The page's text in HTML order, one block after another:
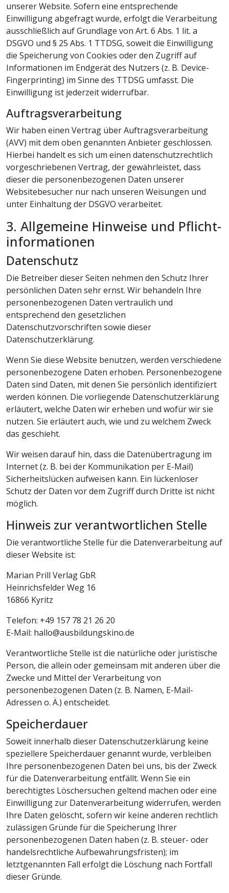
unserer Website. Sofern eine entsprechende
Einwilligung abgefragt wurde, erfolgt die Verarbeitung
ausschließlich auf Grundlage von Art. 6 Abs. 1 lit. a
DSGVO und § 25 Abs. 1 TTDSG, soweit die Einwilligung
die Speicherung von Cookies oder den Zugriff auf
Informationen im Endgerät des Nutzers (z. B. Device-
Fingerprinting) im Sinne des TTDSG umfasst. Die
Einwilligung ist jederzeit widerrufbar.
Auftragsverarbeitung
Wir haben einen Vertrag über Auftragsverarbeitung
(AVV) mit dem oben genannten Anbieter geschlossen.
Hierbei handelt es sich um einen datenschutzrechtlich
vorgeschriebenen Vertrag, der gewährleistet, dass
dieser die personenbezogenen Daten unserer
Websitebesucher nur nach unseren Weisungen und
unter Einhaltung der DSGVO verarbeitet.
3. Allgemeine Hinweise und Pflicht­
informationen
Datenschutz
Die Betreiber dieser Seiten nehmen den Schutz Ihrer
persönlichen Daten sehr ernst. Wir behandeln Ihre
personenbezogenen Daten vertraulich und
entsprechend den gesetzlichen
Datenschutzvorschriften sowie dieser
Datenschutzerklärung.
Wenn Sie diese Website benutzen, werden verschiedene
personenbezogene Daten erhoben. Personenbezogene
Daten sind Daten, mit denen Sie persönlich identifiziert
werden können. Die vorliegende Datenschutzerklärung
erläutert, welche Daten wir erheben und wofür wir sie
nutzen. Sie erläutert auch, wie und zu welchem Zweck
das geschieht.
Wir weisen darauf hin, dass die Datenübertragung im
Internet (z. B. bei der Kommunikation per E-Mail)
Sicherheitslücken aufweisen kann. Ein lückenloser
Schutz der Daten vor dem Zugriff durch Dritte ist nicht
möglich.
Hinweis zur verantwortlichen Stelle
Die verantwortliche Stelle für die Datenverarbeitung auf
dieser Website ist:
Marian Prill Verlag GbR
Heinrichsfelder Weg 16
16866 Kyritz
Telefon: +49 157 78 21 26 20
E-Mail: hallo@ausbildungskino.de
Verantwortliche Stelle ist die natürliche oder juristische
Person, die allein oder gemeinsam mit anderen über die
Zwecke und Mittel der Verarbeitung von
personenbezogenen Daten (z. B. Namen, E-Mail-
Adressen o. Ä.) entscheidet.
Speicherdauer
Soweit innerhalb dieser Datenschutzerklärung keine
speziellere Speicherdauer genannt wurde, verbleiben
Ihre personenbezogenen Daten bei uns, bis der Zweck
für die Datenverarbeitung entfällt. Wenn Sie ein
berechtigtes Löschersuchen geltend machen oder eine
Einwilligung zur Datenverarbeitung widerrufen, werden
Ihre Daten gelöscht, sofern wir keine anderen rechtlich
zulässigen Gründe für die Speicherung Ihrer
personenbezogenen Daten haben (z. B. steuer- oder
handelsrechtliche Aufbewahrungsfristen); im
letztgenannten Fall erfolgt die Löschung nach Fortfall
dieser Gründe.